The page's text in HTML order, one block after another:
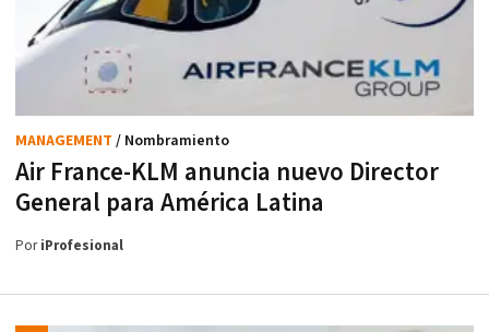
Air France-KLM anuncia nuevo Director
General para América Latina
MANAGEMENT / Nombramiento
PoriProfesional